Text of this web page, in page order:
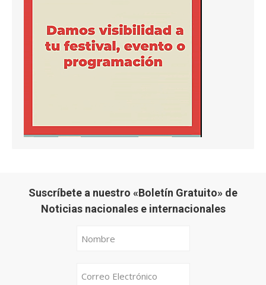
Suscríbete a nuestro «Boletín Gratuito» de
Noticias nacionales e internacionales